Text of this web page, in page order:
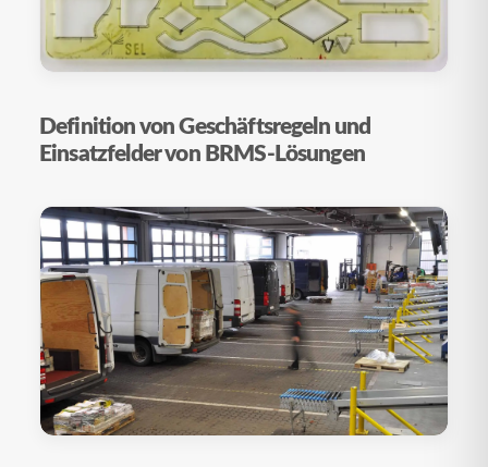
Definition von Geschäftsregeln und
Einsatzfelder von BRMS-Lösungen